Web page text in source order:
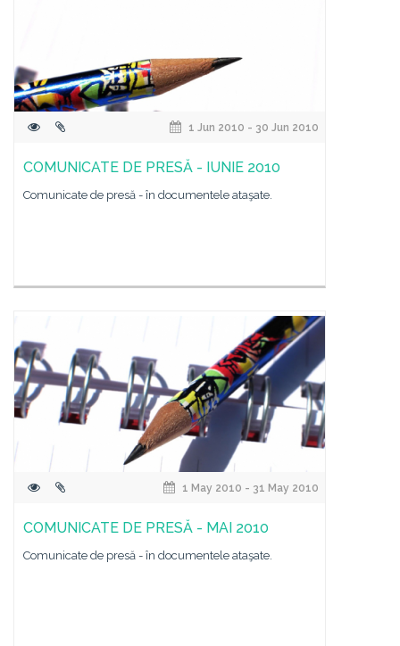
1 Jun 2010 - 30 Jun 2010
COMUNICATE DE PRESĂ - IUNIE 2010
Comunicate de presă - în documentele ataşate.
1 May 2010 - 31 May 2010
COMUNICATE DE PRESĂ - MAI 2010
Comunicate de presă - în documentele ataşate.